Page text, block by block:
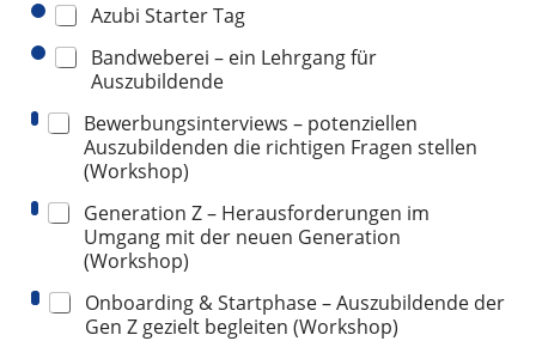
Azubi Starter Tag
Bandweberei – ein Lehrgang für
Auszubildende
Bewerbungsinterviews – potenziellen
Auszubildenden die richtigen Fragen stellen
(Workshop)
Generation Z – Herausforderungen im
Umgang mit der neuen Generation
(Workshop)
Onboarding & Startphase – Auszubildende der
Gen Z gezielt begleiten (Workshop)